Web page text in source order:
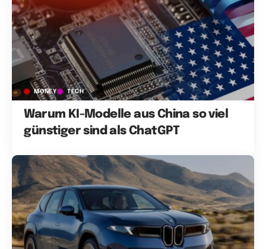
MONEY TECH
Warum KI-Modelle aus China so viel
günstiger sind als ChatGPT